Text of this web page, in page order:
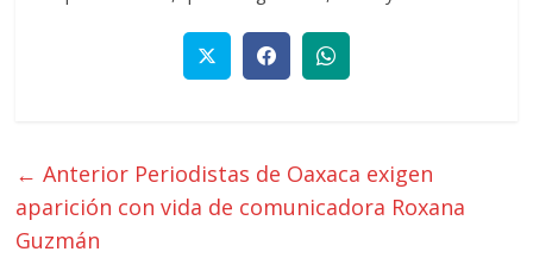
← Anterior Periodistas de Oaxaca exigen
aparición con vida de comunicadora Roxana
Guzmán